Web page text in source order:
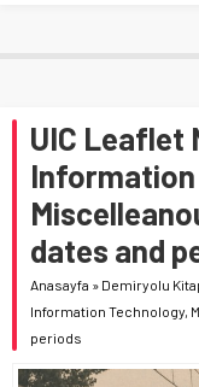
UIC Leaflet
Information
dates and
Anasayfa » Demiryolu
Information Technology,
periods